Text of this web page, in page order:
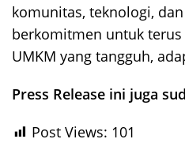
komunitas, teknologi,
berkomitmen untuk
UMKM yang tangguh,
Press Release ini juga
Post Views: 101